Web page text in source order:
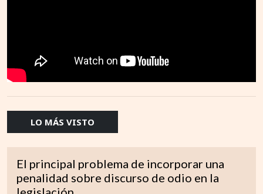
LO MÁS VISTO
El principal problema de incorporar una
penalidad sobre discurso de odio en la